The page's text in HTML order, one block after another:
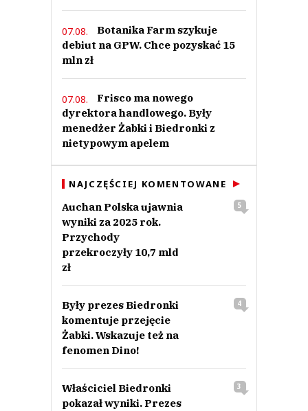
07.08.
Botanika Farm szykuje
debiut na GPW. Chce pozyskać 15
mln zł
07.08.
Frisco ma nowego
dyrektora handlowego. Były
menedżer Żabki i Biedronki z
nietypowym apelem
NAJCZĘŚCIEJ KOMENTOWANE
Auchan Polska ujawnia
wyniki za 2025 rok.
Przychody
przekroczyły 10,7 mld
zł
5
Były prezes Biedronki
komentuje przejęcie
Żabki. Wskazuje też na
fenomen Dino!
4
Właściciel Biedronki
pokazał wyniki. Prezes
3